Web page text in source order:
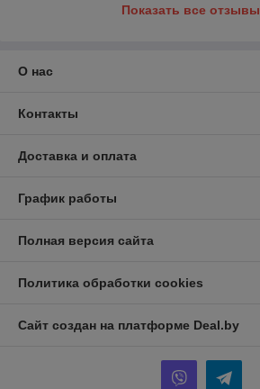
Показать все отзывы
О нас
Контакты
Доставка и оплата
График работы
Полная версия сайта
Политика обработки cookies
Сайт создан на платформе Deal.by